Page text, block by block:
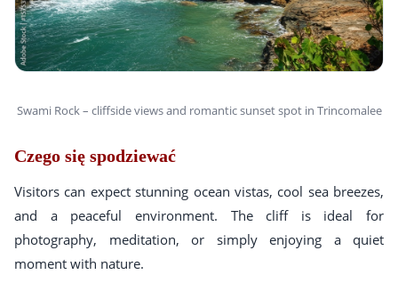
Swami Rock – cliffside views and romantic sunset spot in Trincomalee
Czego się spodziewać
Visitors can expect stunning ocean vistas, cool sea breezes,
and a peaceful environment. The cliff is ideal for
photography, meditation, or simply enjoying a quiet
moment with nature.